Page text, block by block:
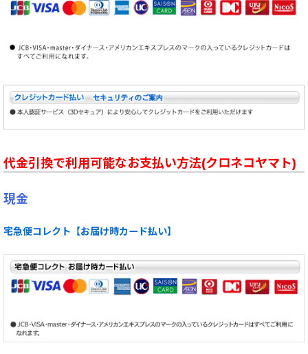
代金引換で利用可能なお支払い方法(クロネコヤマト)
現金
宅急便コレクト【お届け時カード払い】